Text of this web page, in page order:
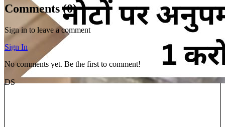
Comments (0)
Sign in to leave a comment
Sign In
No comments yet. Be the first to comment!
DS